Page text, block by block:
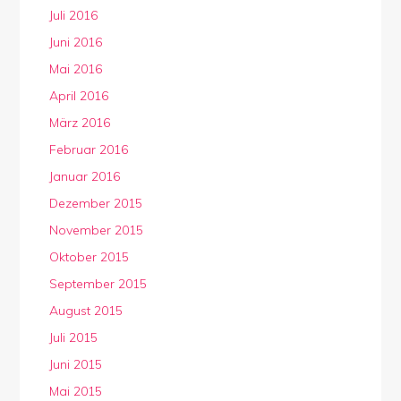
Juli 2016
Juni 2016
Mai 2016
April 2016
März 2016
Februar 2016
Januar 2016
Dezember 2015
November 2015
Oktober 2015
September 2015
August 2015
Juli 2015
Juni 2015
Mai 2015